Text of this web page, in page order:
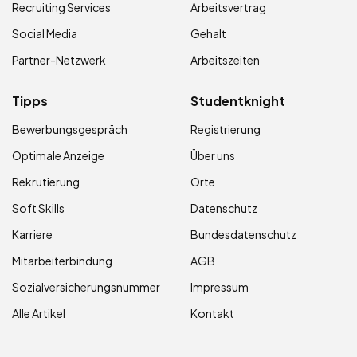
Recruiting Services
Social Media
Partner-Netzwerk
Arbeitsvertrag
Gehalt
Arbeitszeiten
Tipps
Bewerbungsgespräch
Optimale Anzeige
Rekrutierung
Soft Skills
Karriere
Mitarbeiterbindung
Sozialversicherungsnummer
Alle Artikel
Studentknight
Registrierung
Über uns
Orte
Datenschutz
Bundesdatenschutz
AGB
Impressum
Kontakt